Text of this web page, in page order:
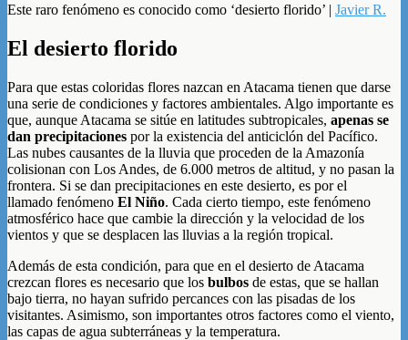
Este raro fenómeno es conocido como ‘desierto florido’ | Javier R.
El desierto florido
Para que estas coloridas flores nazcan en Atacama tienen que darse
una serie de condiciones y factores ambientales. Algo importante es
que, aunque Atacama se sitúe en latitudes subtropicales, apenas se
dan precipitaciones por la existencia del anticiclón del Pacífico.
Las nubes causantes de la lluvia que proceden de la Amazonía
colisionan con Los Andes, de 6.000 metros de altitud, y no pasan la
frontera. Si se dan precipitaciones en este desierto, es por el
llamado fenómeno El Niño. Cada cierto tiempo, este fenómeno
atmosférico hace que cambie la dirección y la velocidad de los
vientos y que se desplacen las lluvias a la región tropical.
Además de esta condición, para que en el desierto de Atacama
crezcan flores es necesario que los bulbos de estas, que se hallan
bajo tierra, no hayan sufrido percances con las pisadas de los
visitantes. Asimismo, son importantes otros factores como el viento,
las capas de agua subterráneas y la temperatura.